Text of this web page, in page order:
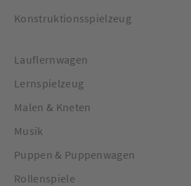
Konstruktionsspielzeug
Lauflernwagen
Lernspielzeug
Malen & Kneten
Musik
Puppen & Puppenwagen
Rollenspiele